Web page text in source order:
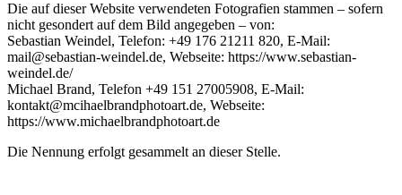
Die auf dieser Website verwendeten Fotografien stammen – sofern
nicht gesondert auf dem Bild angegeben – von:
Sebastian Weindel, Telefon: +49 176 21211 820, E-Mail:
mail@sebastian-weindel.de, Webseite: https://www.sebastian-
weindel.de/
Michael Brand, Telefon +49 151 27005908, E-Mail:
kontakt@mcihaelbrandphotoart.de, Webseite:
https://www.michaelbrandphotoart.de
Die Nennung erfolgt gesammelt an dieser Stelle.